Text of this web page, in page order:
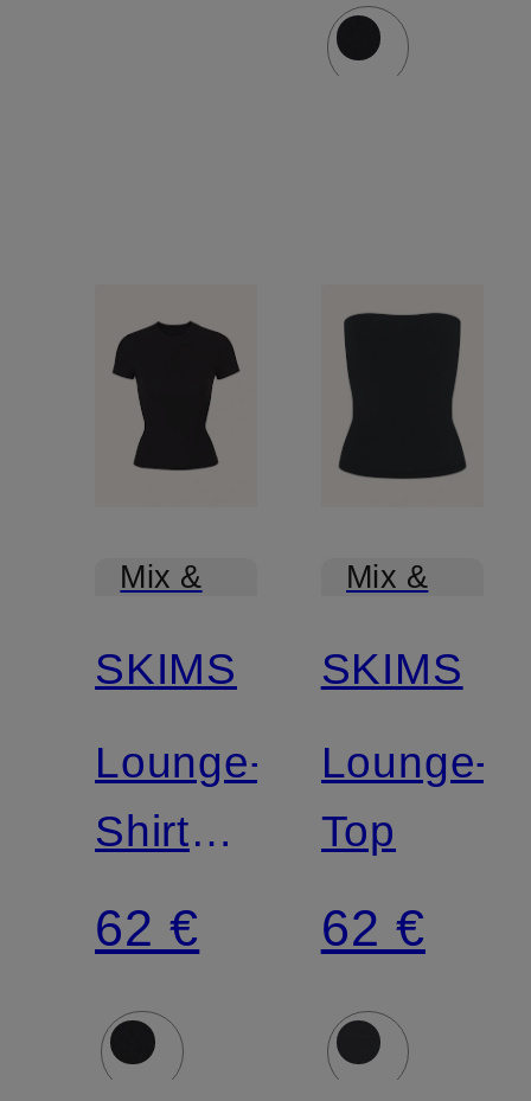
Mix &
SKIMS
Lounge-
Shirt
COTTON
JERSEY
62 €
Mix &
SKIMS
Lounge-
Top
62 €